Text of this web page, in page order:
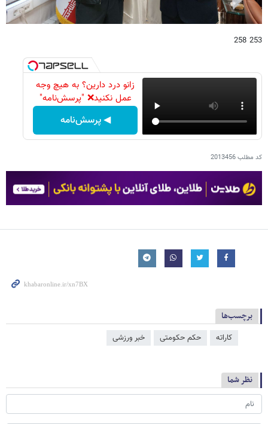
253 258
زانو درد دارین؟ به هیچ وجه
عمل نکنید❌ "پرسش‌نامه"
◀ پرسش‌نامه
کد مطلب2013456
برچسب‌ها
کاراته حکم حکومتی خبر ورزشی
نظر شما